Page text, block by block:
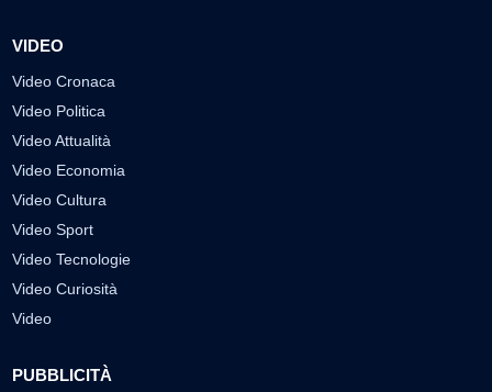
VIDEO
Video Cronaca
Video Politica
Video Attualità
Video Economia
Video Cultura
Video Sport
Video Tecnologie
Video Curiosità
Video
PUBBLICITÀ